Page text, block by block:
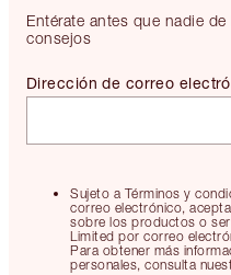
Entérate antes que nadie
consejos
Sujeto a Términos y
correo electrónico,
sobre los productos o
Limited por correo
Para obtener más
personales, consulta
Dirección de correo